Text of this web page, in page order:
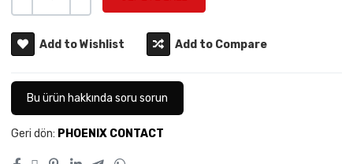
Add to Wishlist Add to Compare
Bu ürün hakkında soru sorun
Geri dön: PHOENIX CONTACT